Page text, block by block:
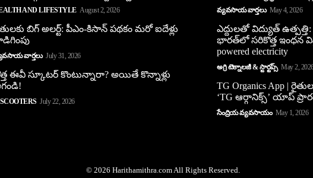
AND LIFESTYLE August 2, 2026
బిగ్ అలర్ట్: పీఎం-కిసాన్ పథకం మరో ఐదేళ్లు
వార్తలు July 31, 2026
ఈవీ స్కూట‌ర్ కొంటున్నారా? అయితే కొన్నాళ్లు
July 22, 2026
వ్యవసాయ వార్తలు May 4, 2026
ఎద్దులతో విద్యుత్
భారత్‌లో సరికొత్త ఇంధన
powered electricity
అగ్రి టెక్నాలజీ & స్టార్టప్స్ May 2,
TG Organics App |
‘TG ఆర్గానిక్స్’ యాప్
సేంద్రియ వ్యవసాయం May 1, 2026
© 2026 Harithamithra.com All Rights Reserved.